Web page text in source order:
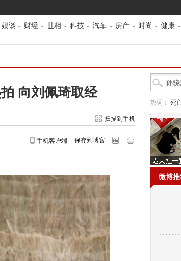
娱谈 - 财经 - 世相 - 科技 - 汽车 - 房产 - 时尚 - 健康 -
向刘佩琦取经
扫描到手机
手机客户端 保存到博客
热词： 死
微博